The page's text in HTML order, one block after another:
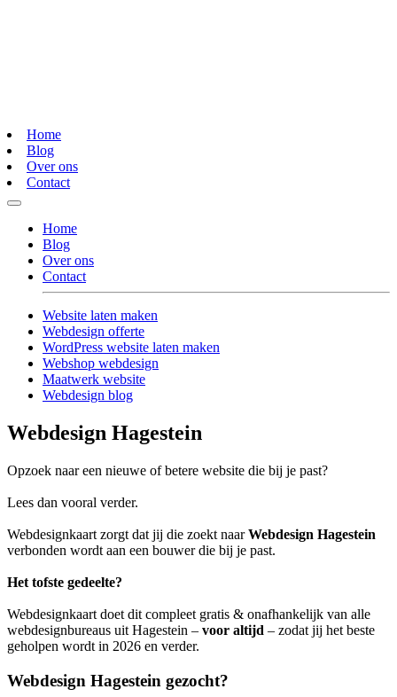
Home
Blog
Over ons
Contact
Home
Blog
Over ons
Contact
Website laten maken
Webdesign offerte
WordPress website laten maken
Webshop webdesign
Maatwerk website
Webdesign blog
Webdesign Hagestein
Opzoek naar een nieuwe of betere website die bij je past?
Lees dan vooral verder.
Webdesignkaart zorgt dat jij die zoekt naarWebdesign Hagestein
verbonden wordt aan een bouwer die bij je past.
Het tofste gedeelte?
Webdesignkaart doet dit compleet gratis & onafhankelijk van alle
webdesignbureaus uit Hagestein – voor altijd – zodat jij het beste
geholpen wordt in 2026 en verder.
Webdesign Hagestein gezocht?